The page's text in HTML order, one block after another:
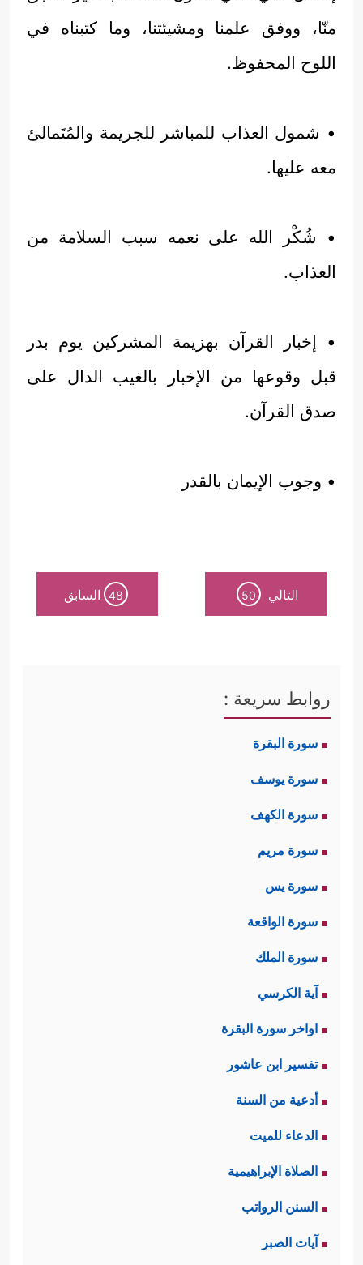
منّا، ووفق علمنا ومشيئتنا، وما كتبناه في
اللوح المحفوظ.
• شمول العذاب للمباشر للجريمة والمُتَمالئ
معه عليها.
• شُكْر الله على نعمه سبب السلامة من
العذاب.
• إخبار القرآن بهزيمة المشركين يوم بدر
قبل وقوعها من الإخبار بالغيب الدال على
صدق القرآن.
• وجوب الإيمان بالقدر
التالي 50
48 السابق
روابط سريعة :
سورة البقرة
سورة يوسف
سورة الكهف
سورة مريم
سورة يس
سورة الواقعة
سورة الملك
آية الكرسي
اواخر سورة البقرة
تفسير ابن عاشور
أدعية من السنة
الدعاء للميت
الصلاة الإبراهيمية
السنن الرواتب
آيات الصبر